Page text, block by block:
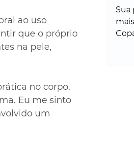
ao uso
que o próprio
na pele,
no corpo.
Eu me sinto
um
Sua